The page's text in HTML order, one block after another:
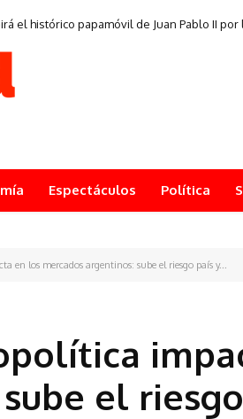
el histórico papamóvil de Juan Pablo II
Espectáculos Política
en los mercados argentinos: sube el riesgo país y...
el